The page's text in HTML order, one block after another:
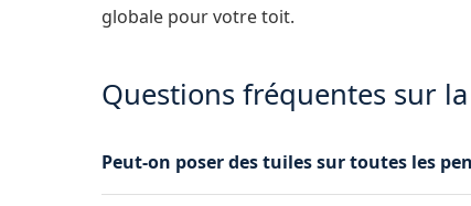
globale pour votre toit.
Questions fréquentes sur
Peut-on poser des tuiles sur toutes les